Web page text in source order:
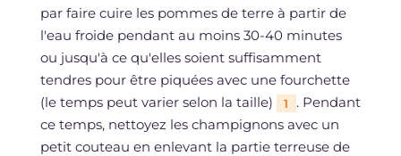
par faire cuire les pommes de terre à partir de
l'eau froide pendant au moins 30-40 minutes
ou jusqu'à ce qu'elles soient suffisamment
tendres pour être piquées avec une fourchette
(le temps peut varier selon la taille)
1
. Pendant
ce temps, nettoyez les champignons avec un
petit couteau en enlevant la partie terreuse de